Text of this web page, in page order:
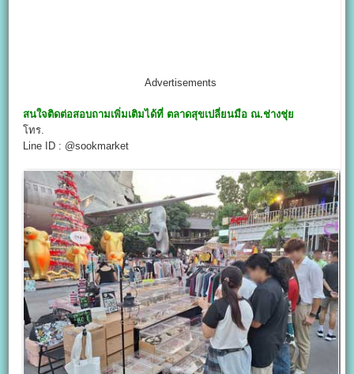
Advertisements
สนใจติดต่อสอบถามเพิ่มเติมได้ที่ ตลาดสุขเปลี่ยนมือ ณ.ช่างชุ่ย
โทร.
Line ID : @sookmarket